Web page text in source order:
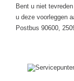
Bent u niet
u deze voorleggen
Postbus 90600,